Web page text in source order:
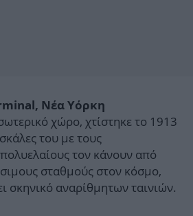
Νέα Υόρκη
χώρο, χτίστηκε το 1913
του με τους
τον κάνουν από
σταθμούς στον κόσμο,
σκηνικό αναρίθμητων ταινιών.